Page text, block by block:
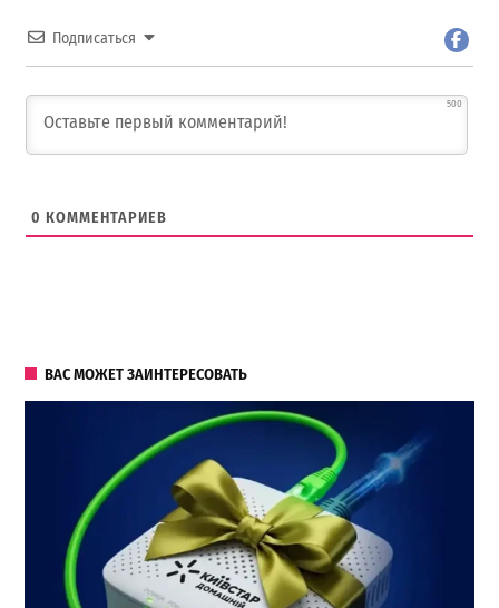
Подписаться
500
0 КОММЕНТАРИЕВ
ВАС МОЖЕТ ЗАИНТЕРЕСОВАТЬ